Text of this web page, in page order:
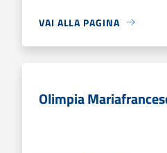
VAI ALLA PAGINA
Olimpia